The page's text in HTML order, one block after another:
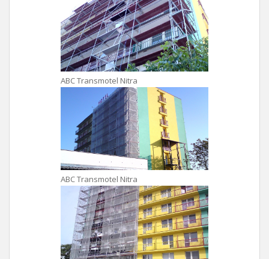
ABC Transmotel Nitra
ABC Transmotel Nitra